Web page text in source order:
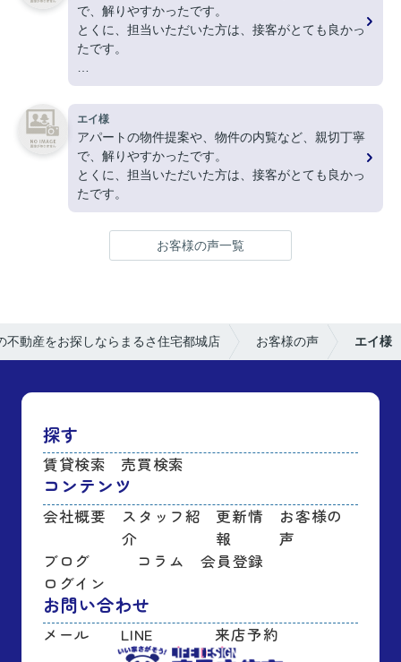
で、解りやすかったです。
とくに、担当いただいた方は、接客がとても良かっ
たです。
ありがとうございました。
エイ様
アパートの物件提案や、物件の内覧など、親切丁寧
で、解りやすかったです。
とくに、担当いただいた方は、接客がとても良かっ
たです。
お客様の声一覧
不動産をお探しならまるさ住宅都城店 お客様の声 エイ様
探す
賃貸検索 売買検索
コンテンツ
会社概要
スタッフ紹
介
更新情
報
お客様の
声
ブログ
コラム
会員登録
ログイン
お問い合わせ
メール LINE 来店予約